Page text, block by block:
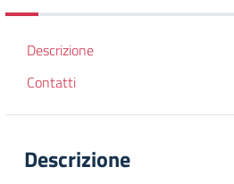
Descrizione
Contatti
Descrizione